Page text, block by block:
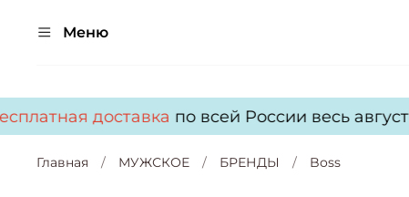
Меню
доставкапо всей России весь август!
Главная МУЖСКОЕ БРЕНДЫ Boss